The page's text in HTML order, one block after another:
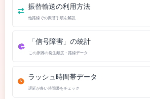
振替輸送の利用方法
他路線での振替手順を解説
「信号障害」の統計
この原因の発生頻度・路線データ
ラッシュ時間帯データ
遅延が多い時間帯をチェック